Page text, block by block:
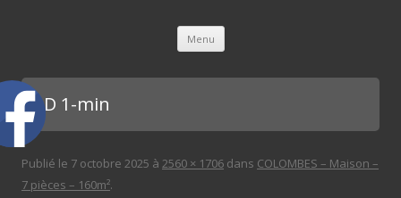
Menu Aller au contenu principal
SDD 1-min
Publié le 7 octobre 2025 à 2560 × 1706 dans COLOMBES – Maison –
7 pièces – 160m².